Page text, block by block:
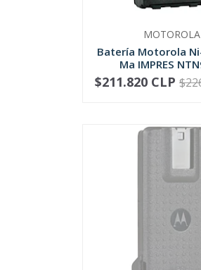
MOTOROLA
Batería Motorola
Ma IMPRES
+
-
$211.820 CLP